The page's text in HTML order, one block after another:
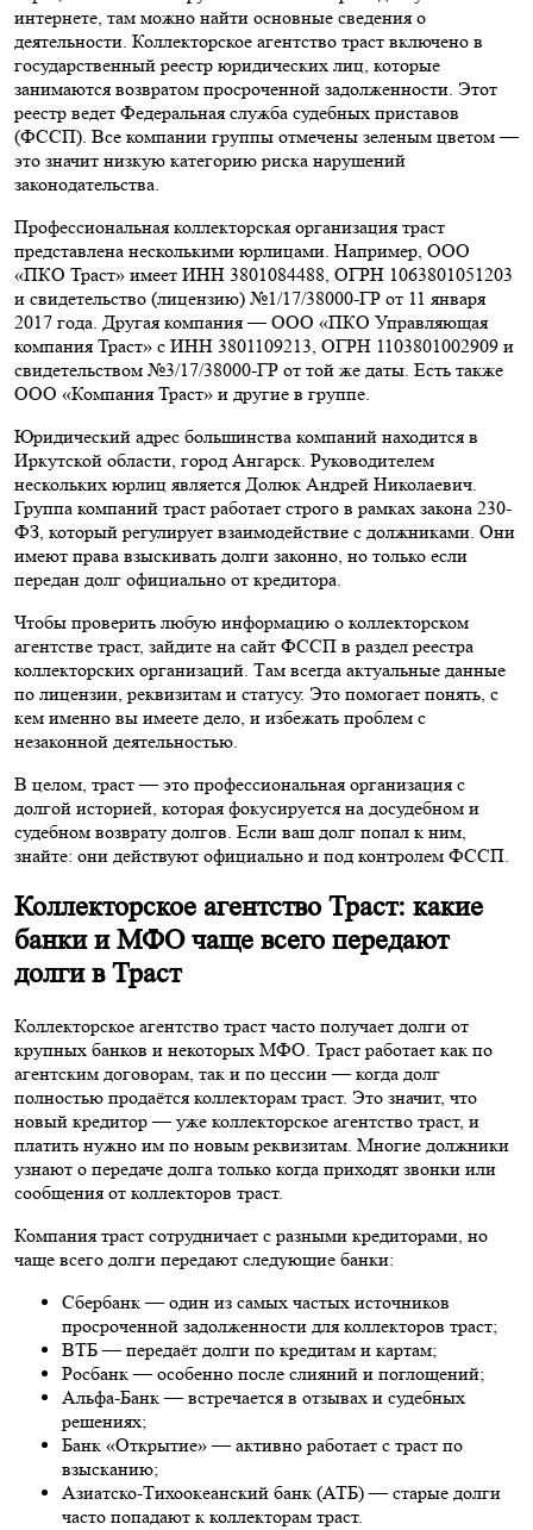
интернете, там можно найти основные сведения о
деятельности. Коллекторское агентство траст включено в
государственный реестр юридических лиц, которые
занимаются возвратом просроченной задолженности. Этот
реестр ведет Федеральная служба судебных приставов
(ФССП). Все компании группы отмечены зеленым цветом —
это значит низкую категорию риска нарушений
законодательства.
Профессиональная коллекторская организация траст
представлена несколькими юрлицами. Например, ООО
«ПКО Траст» имеет ИНН 3801084488, ОГРН 1063801051203
и свидетельство (лицензию) №1/17/38000-ГР от 11 января
2017 года. Другая компания — ООО «ПКО Управляющая
компания Траст» с ИНН 3801109213, ОГРН 1103801002909 и
свидетельством №3/17/38000-ГР от той же даты. Есть также
ООО «Компания Траст» и другие в группе.
Юридический адрес большинства компаний находится в
Иркутской области, город Ангарск. Руководителем
нескольких юрлиц является Долюк Андрей Николаевич.
Группа компаний траст работает строго в рамках закона 230-
ФЗ, который регулирует взаимодействие с должниками. Они
имеют права взыскивать долги законно, но только если
передан долг официально от кредитора.
Чтобы проверить любую информацию о коллекторском
агентстве траст, зайдите на сайт ФССП в раздел реестра
коллекторских организаций. Там всегда актуальные данные
по лицензии, реквизитам и статусу. Это помогает понять, с
кем именно вы имеете дело, и избежать проблем с
незаконной деятельностью.
В целом, траст — это профессиональная организация с
долгой историей, которая фокусируется на досудебном и
судебном возврату долгов. Если ваш долг попал к ним,
знайте: они действуют официально и под контролем ФССП.
Коллекторское агентство Траст: какие
банки и МФО чаще всего передают
долги в Траст
Коллекторское агентство траст часто получает долги от
крупных банков и некоторых МФО. Траст работает как по
агентским договорам, так и по цессии — когда долг
полностью продаётся коллекторам траст. Это значит, что
новый кредитор — уже коллекторское агентство траст, и
платить нужно им по новым реквизитам. Многие должники
узнают о передаче долга только когда приходят звонки или
сообщения от коллекторов траст.
Компания траст сотрудничает с разными кредиторами, но
чаще всего долги передают следующие банки:
Сбербанк — один из самых частых источников
просроченной задолженности для коллекторов траст;
ВТБ — передаёт долги по кредитам и картам;
Росбанк — особенно после слияний и поглощений;
Альфа-Банк — встречается в отзывах и судебных
решениях;
Банк «Открытие» — активно работает с траст по
взысканию;
Азиатско-Тихоокеанский банк (АТБ) — старые долги
часто попадают к коллекторам траст.